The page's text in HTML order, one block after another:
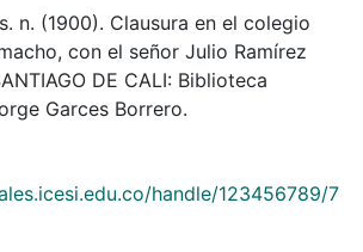
n. (1900). Clausura en el colegio
con el señor Julio Ramírez
DE CALI: Biblioteca
Garces Borrero.
handle/123456789/7